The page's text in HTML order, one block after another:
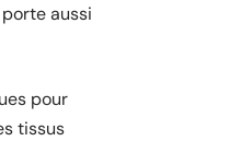
aussi
pour
tissus